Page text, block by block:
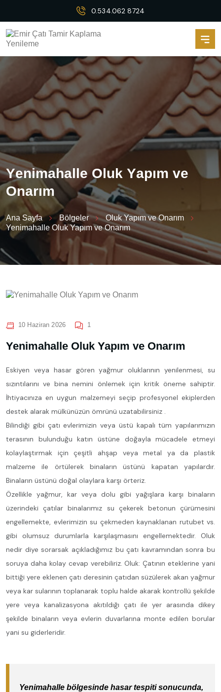
0.534.062 8724
Yenimahalle Oluk Yapım ve
Onarım
Ana Sayfa Bölgeler
Oluk Yapım ve Onarım
Yenimahalle Oluk Yapım ve Onarım
10 Haziran 2026 1
Yenimahalle Oluk Yapım ve Onarım
Eskiyen veya hasar gören yağmur oluklarının yenilenmesi, su
sızıntılarını ve bina nemini önlemek için kritik öneme sahiptir.
İhtiyacınıza en uygun malzemeyi seçip profesyonel ekiplerden
destek alarak mülkünüzün ömrünü uzatabilirsiniz .
Bilindiği gibi çatı evlerimizin veya üstü kapalı tüm yapılarımızın
terasının bulunduğu katın üstüne doğayla mücadele etmeyi
kolaylaştırmak için çeşitli ahşap veya metal ya da plastik
malzeme ile örtülerek binaların üstünü kapatan yapılardır.
Binaların üstünü doğal olaylara karşı örteriz.
Özellikle yağmur, kar veya dolu gibi yağışlara karşı binaların
üzerindeki çatılar binalarımız su çekerek betonun çürümesini
engellemekte, evlerimizin su çekmeden kaynaklanan rutubet vs.
gibi olumsuz durumlarla karşılaşmasını engellemektedir. Oluk
nedir diye sorarsak açıkladığımız bu çatı kavramından sonra bu
soruya daha kolay cevap verebiliriz. Oluk: Çatının eteklerine yani
bittiği yere eklenen çatı deresinin çatıdan süzülerek akan yağmur
veya kar sularının toplanarak toplu halde akarak kontrollü şekilde
yere veya kanalizasyona akıtıldığı çatı ile yer arasında dikey
şekilde binaların veya evlerin duvarlarına monte edilen borular
yani su giderleridir.
Yenimahalle bölgesinde hasar tespiti sonucunda,